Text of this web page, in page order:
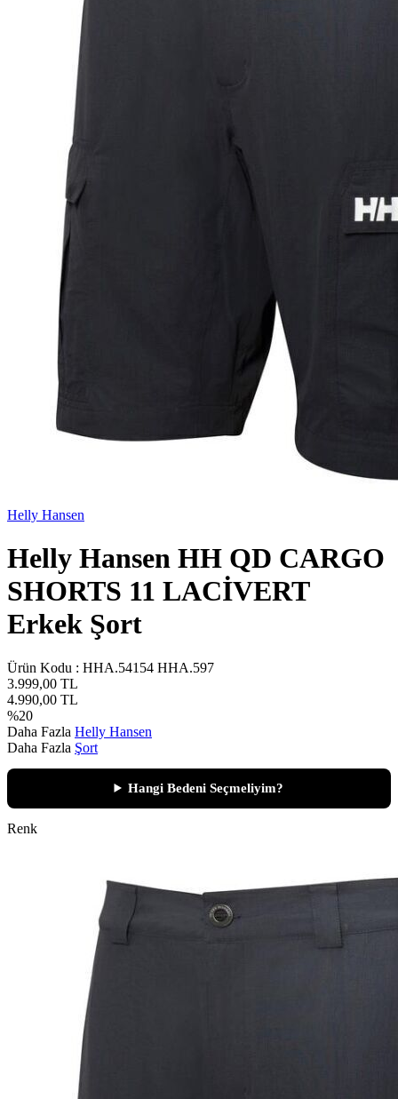
Helly Hansen
Helly Hansen HH QD CARGO
SHORTS 11 LACİVERT
Erkek Şort
Ürün Kodu : HHA.54154 HHA.597
3.999,00 TL
4.990,00 TL
%20
Daha Fazla Helly Hansen
Daha Fazla Şort
Hangi Bedeni Seçmeliyim?
Renk